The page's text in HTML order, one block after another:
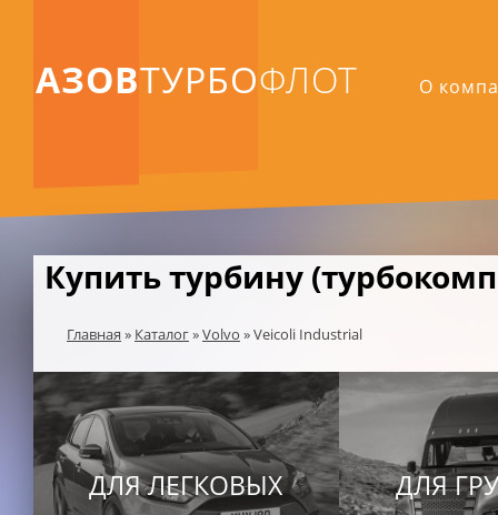
АЗОВТУРБОФЛОТ О
Купить турбину
Главная » Каталог»Volvo »Veicoli Industrial
ДЛЯ ЛЕГКОВЫХ ДЛЯ